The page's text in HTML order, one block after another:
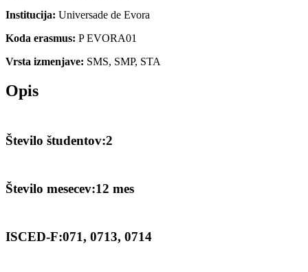
Institucija: Universade de Evora
Koda erasmus: P EVORA01
Vrsta izmenjave: SMS, SMP, STA
Opis
Število študentov:2
Število mesecev:12 mes
ISCED-F:071, 0713, 0714